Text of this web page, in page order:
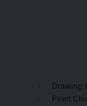
Drawing
Point